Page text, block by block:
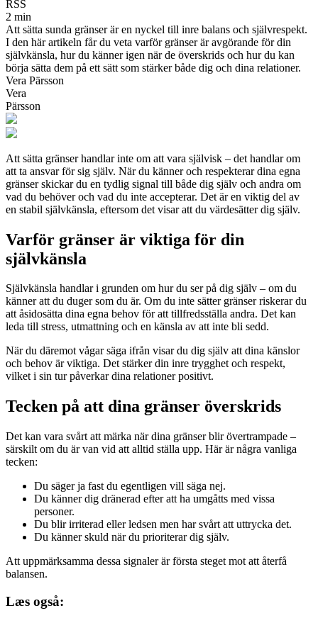
RSS
2 min
Att sätta sunda gränser är en nyckel till inre balans och självrespekt.
I den här artikeln får du veta varför gränser är avgörande för din
självkänsla, hur du känner igen när de överskrids och hur du kan
börja sätta dem på ett sätt som stärker både dig och dina relationer.
Vera Pärsson
Vera
Pärsson
Att sätta gränser handlar inte om att vara självisk – det handlar om
att ta ansvar för sig själv. När du känner och respekterar dina egna
gränser skickar du en tydlig signal till både dig själv och andra om
vad du behöver och vad du inte accepterar. Det är en viktig del av
en stabil självkänsla, eftersom det visar att du värdesätter dig själv.
Varför gränser är viktiga för din
självkänsla
Självkänsla handlar i grunden om hur du ser på dig själv – om du
känner att du duger som du är. Om du inte sätter gränser riskerar du
att åsidosätta dina egna behov för att tillfredsställa andra. Det kan
leda till stress, utmattning och en känsla av att inte bli sedd.
När du däremot vågar säga ifrån visar du dig själv att dina känslor
och behov är viktiga. Det stärker din inre trygghet och respekt,
vilket i sin tur påverkar dina relationer positivt.
Tecken på att dina gränser överskrids
Det kan vara svårt att märka när dina gränser blir övertrampade –
särskilt om du är van vid att alltid ställa upp. Här är några vanliga
tecken:
Du säger ja fast du egentligen vill säga nej.
Du känner dig dränerad efter att ha umgåtts med vissa
personer.
Du blir irriterad eller ledsen men har svårt att uttrycka det.
Du känner skuld när du prioriterar dig själv.
Att uppmärksamma dessa signaler är första steget mot att återfå
balansen.
Læs også: